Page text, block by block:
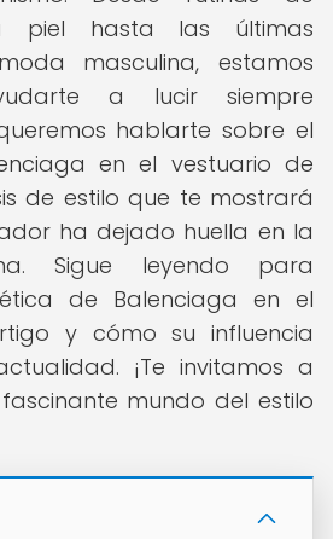
piel hasta las últimas
masculina, estamos
a lucir siempre
hablarte sobre el
en el vestuario de
de estilo que te mostrará
ha dejado huella en la
Sigue leyendo para
de Balenciaga en el
y cómo su influencia
¡Te invitamos a
mundo del estilo